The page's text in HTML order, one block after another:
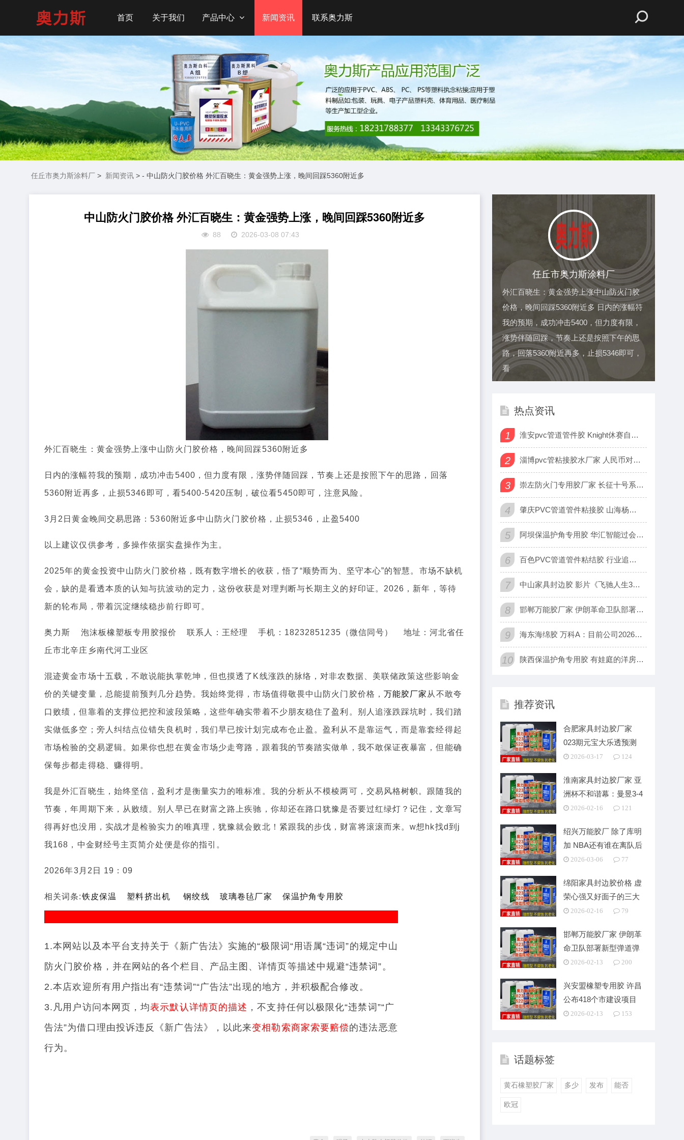
首页 关于我们 产品中心 新闻资讯 联系奥力斯
任丘市奥力斯涂料厂 > 新闻资讯 > - 中山防火门胶价格 外汇百晓生：黄金强势上涨，晚间回踩5360附近多
中山防火门胶价格 外汇百晓生：黄金强势上涨，晚间回踩5360附近多
88 2026-03-08 07:43
外汇百晓生：黄金强势上涨中山防火门胶价格，晚间回踩5360附近多
日内的涨幅符我的预期，成功冲击5400，但力度有限，涨势伴随回踩，节奏上还是按照下午的思路，回落
5360附近再多，止损5346即可，看5400-5420压制，破位看5450即可，注意风险。
3月2日黄金晚间交易思路：5360附近多中山防火门胶价格，止损5346，止盈5400
以上建议仅供参考，多操作依据实盘操作为主。
2025年的黄金投资中山防火门胶价格，既有数字增长的收获，悟了“顺势而为、坚守本心”的智慧。市场不缺机
会，缺的是看透本质的认知与抗波动的定力，这份收获是对理判断与长期主义的好印证。2026，新年，等待
新的轮布局，带着沉淀继续稳步前行即可。
奥力斯 泡沫板橡塑板专用胶报价 联系人：王经理 手机：18232851235（微信同号） 地址：河北省任
丘市北辛庄乡南代河工业区
混迹黄金市场十五载，不敢说能执掌乾坤，但也摸透了K线涨跌的脉络，对非农数据、美联储政策这些影响金
价的关键变量，总能提前预判几分趋势。我始终觉得，市场值得敬畏中山防火门胶价格， 万能胶厂家 从不敢夸
口败绩，但靠着的支撑位把控和波段策略，这些年确实带着不少朋友稳住了盈利。别人追涨跌踩坑时，我们踏
实做低多空；旁人纠结点位错失良机时，我们早已按计划完成布仓止盈。盈利从不是靠运气，而是靠套经得起
市场检验的交易逻辑。如果你也想在黄金市场少走弯路，跟着我的节奏踏实做单，我不敢保证夜暴富，但能确
保每步都走得稳、赚得明。
我是外汇百晓生，始终坚信，盈利才是衡量实力的唯标准。我的分析从不模棱两可，交易风格树帜。跟随我的
节奏，年周期下来，从败绩。别人早已在财富之路上疾驰，你却还在路口犹豫是否要过红绿灯？记住，文章写
得再好也没用，实战才是检验实力的唯真理，犹豫就会败北！紧跟我的步伐，财富将滚滚而来。w想hk找d到j
我168，中金财经号主页简介处便是你的指引。
2026年3月2日 19：09
相关词条:铁皮保温 塑料挤出机 钢绞线 玻璃卷毡厂家 保温护角专用胶
1.本网站以及本平台支持关于《新广告法》实施的“极限词“用语属“违词”的规定中山
防火门胶价格，并在网站的各个栏目、产品主图、详情页等描述中规避“违禁词”。
2.本店欢迎所有用户指出有“违禁词”“广告法”出现的地方，并积极配合修改。
3.凡用户访问本网页，均表示默认详情页的描述 ，不支持任何以极限化“违禁词”“广
告法”为借口理由投诉违反《新广告法》，以此来变相勒索商家索要赔偿的违法恶意
行为。
任丘市奥力斯涂料厂
外汇百晓生：黄金强势上涨中山防火门胶
价格，晚间回踩5360附近多 日内的涨幅符
我的预期，成功冲击5400，但力度有限，
涨势伴随回踩，节奏上还是按照下午的思
路，回落5360附近再多，止损5346即可，
看
热点资讯
1 淮安pvc管道管件胶 Knight休赛自证，“手其随”火了！
2 淄博pvc管粘接胶水厂家 人民币对美元中间价报6.9570
3 崇左防火门专用胶厂家 长征十号系列火箭子托举梦舟飞船点火升空
4 肇庆PVC管道管件粘接胶 山海杨阳：金银抄底成功，接下来看数
5 阿坝保温护角专用胶 华汇智能过会：今年IPO过关17 国泰海
6 百色PVC管道管件粘结胶 行业追踪|石油化工市场（2月23日
7 中山家具封边胶 影片《飞驰人生3》票房突破20亿元
8 邯郸万能胶厂家 伊朗革命卫队部署新型弹道弹 射程达2000公
9 海东海绵胶 万科A：目前公司2026年仍面临到期公开债计14
10 陕西保温护角专用胶 有娃庭的洋房阳光客厅，百吋电视这样挑，兼
推荐资讯
合肥家具封边胶厂家
023期元宝大乐透预测
号：后区5码荐
2026-03-17 124
淮南家具封边胶厂家 亚
洲杯不和谐幕：曼昱3-4
孙颖莎 比输球
2026-02-16 121
绍兴万能胶厂 除了库明
加 NBA还有谁在离队后
迎来生涯大爆发
2026-03-06 77
绵阳家具封边胶价格 虚
荣心强又好面子的三大
星座男
2026-02-16 79
邯郸万能胶厂家 伊朗革
命卫队部署新型弹道弹
射程达2000公
2026-02-13 200
兴安盟橡塑专用胶 许昌
公布418个市建设项目
2026-02-13 153
话题标签
黄石橡塑胶厂家 多少 发布 能否
欧冠